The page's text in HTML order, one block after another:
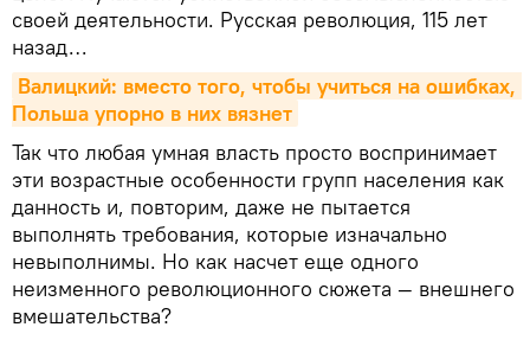
своей деятельности. Русская революция, 115 лет
назад…
Валицкий: вместо того, чтобы учиться на ошибках,
Польша упорно в них вязнет
Так что любая умная власть просто воспринимает
эти возрастные особенности групп населения как
данность и, повторим, даже не пытается
выполнять требования, которые изначально
невыполнимы. Но как насчет еще одного
неизменного революционного сюжета — внешнего
вмешательства?